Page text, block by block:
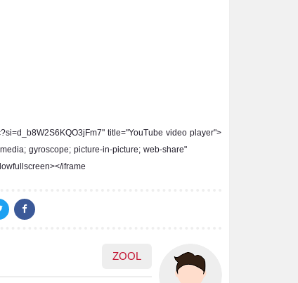
title="YouTube video player"
gyroscope; picture-in-picture; web-share"
iframe>
ZOOL